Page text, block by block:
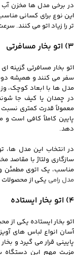
در برخی مدل ها مخزن آب
این نوع برای کسانی
تر را زیاد اتو می کنند.
3) اتو بخار مسافرتی
اتو بخار مسافرتی گزینه‌
سفر می‌ کنند و همیشه
مدل‌ ها با ابعاد کوچک،
در چمدان یا کیف جا
معمولاً قدرت کمتری نسبت
پایین کاملاً کافی است و
دهد.
در انتخاب این مدل‌ ها،
سازگاری ولتاژ با مقاصد
مناسب، یک اتوی مطمئن و
مدل رامی یکی از محصولات
4) اتو بخار ایستاده
اتو بخار ایستاده یکی از
آسان انواع لباس های
پایینی قرار می گیرد و
مزیت مهم این دستگاه